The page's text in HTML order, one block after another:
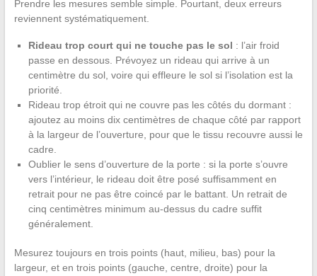
Prendre les mesures semble simple. Pourtant, deux erreurs
reviennent systématiquement.
Rideau trop court qui ne touche pas le sol : l’air froid
passe en dessous. Prévoyez un rideau qui arrive à un
centimètre du sol, voire qui effleure le sol si l’isolation est la
priorité.
Rideau trop étroit qui ne couvre pas les côtés du dormant :
ajoutez au moins dix centimètres de chaque côté par rapport
à la largeur de l’ouverture, pour que le tissu recouvre aussi le
cadre.
Oublier le sens d’ouverture de la porte : si la porte s’ouvre
vers l’intérieur, le rideau doit être posé suffisamment en
retrait pour ne pas être coincé par le battant. Un retrait de
cinq centimètres minimum au-dessus du cadre suffit
généralement.
Mesurez toujours en trois points (haut, milieu, bas) pour la
largeur, et en trois points (gauche, centre, droite) pour la